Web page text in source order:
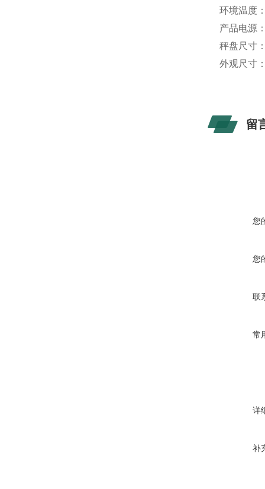
环境温度
产品电源
秤盘尺寸
外观尺寸
留
您
您
联
常
详
补